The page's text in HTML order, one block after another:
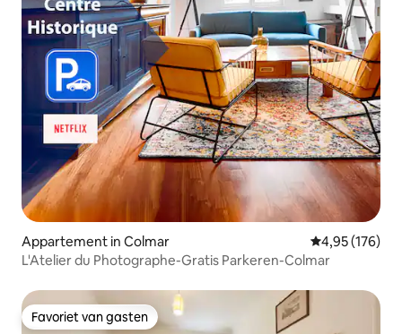
Appartement in Colmar Gemiddelde
4,95 (176)
L'Atelier du Photographe-Gratis Parkeren-Colmar
Favoriet van gasten
Favoriet van gasten